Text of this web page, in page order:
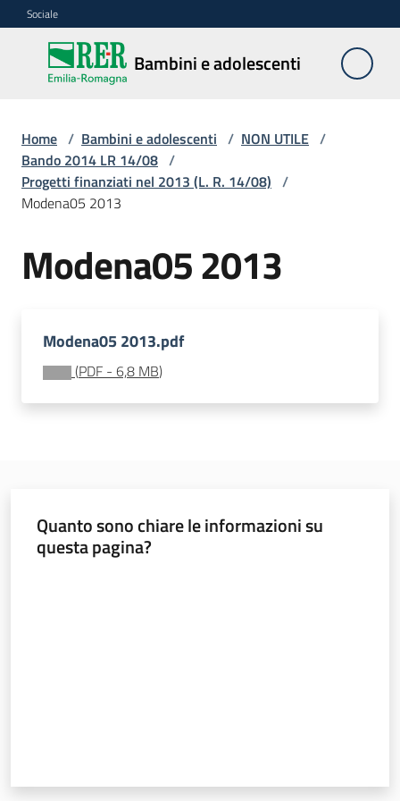
Vai al contenuto
Vai alla navigazione
Vai al footer
Sociale
Bambini e adolescenti
Bambini e
adolescenti
Accoglienza,
tutela
e
Centri
estivi
soggiorni
ricerca
Home / Bambini e adolescenti / NON UTILE /
Bando 2014 LR 14/08 /
Progetti finanziati nel 2013 (L. R. 14/08) /
Modena05 2013
Modena05 2013
Modena05 2013.pdf
(PDF - 6,8 MB)
Quanto sono chiare le informazioni su
questa pagina?